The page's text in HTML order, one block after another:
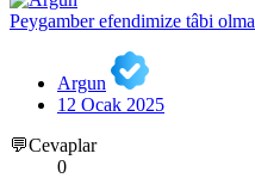
Peygamber efendimize tâbi
Argun
12 Ocak 2025
💬Cevaplar
0